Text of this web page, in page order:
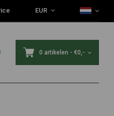
EUR
0 artikelen - €0,-